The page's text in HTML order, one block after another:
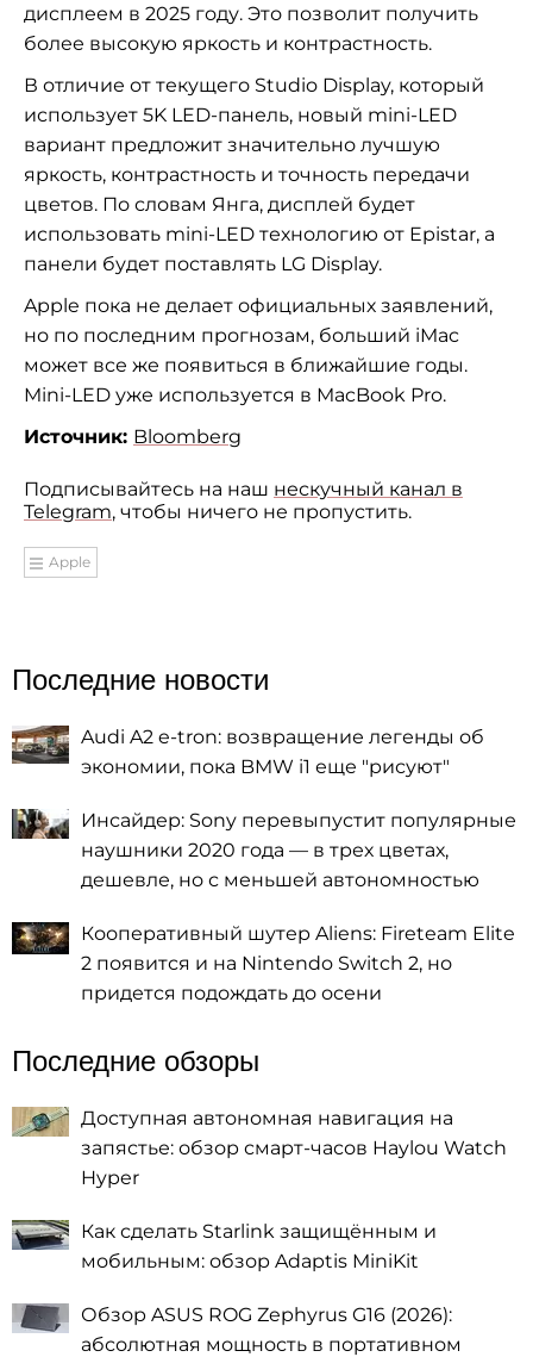
дисплеем в 2025 году. Это позволит получить
более высокую яркость и контрастность.
В отличие от текущего Studio Display, который
использует 5K LED-панель, новый mini-LED
вариант предложит значительно лучшую
яркость, контрастность и точность передачи
цветов. По словам Янга, дисплей будет
использовать mini-LED технологию от Epistar, а
панели будет поставлять LG Display.
Apple пока не делает официальных заявлений,
но по последним прогнозам, больший iMac
может все же появиться в ближайшие годы.
Mini-LED уже используется в MacBook Pro.
Источник: Bloomberg
Подписывайтесь на наш нескучный канал в
Telegram, чтобы ничего не пропустить.
Apple
Последние новости
Audi A2 e-tron: возвращение легенды об
экономии, пока BMW i1 еще "рисуют"
Инсайдер: Sony перевыпустит популярные
наушники 2020 года — в трех цветах,
дешевле, но с меньшей автономностью
Кооперативный шутер Aliens: Fireteam Elite
2 появится и на Nintendo Switch 2, но
придется подождать до осени
Последние обзоры
Доступная автономная навигация на
запястье: обзор смарт-часов Haylou Watch
Hyper
Как сделать Starlink защищённым и
мобильным: обзор Adaptis MiniKit
Обзор ASUS ROG Zephyrus G16 (2026):
абсолютная мощность в портативном